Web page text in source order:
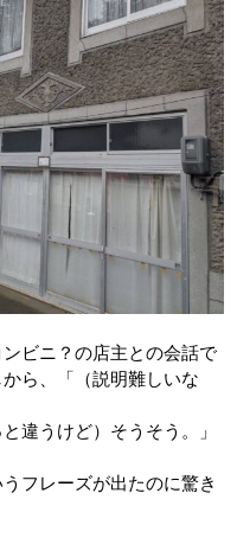
ビニ？の店主との会話で
ら、「（説明難しいな
うけど）そうそう。」
フレーズが出たのに驚き